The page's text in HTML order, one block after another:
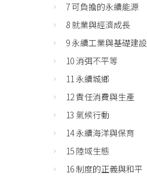
7 可負擔的永續能源
8 就業與經濟成長
9 永續工業與基礎建設
10 消弭不平等
11 永續城鄉
12 責任消費與生產
13 氣候行動
14 永續海洋與保育
15 陸域生態
16 制度的正義與和平